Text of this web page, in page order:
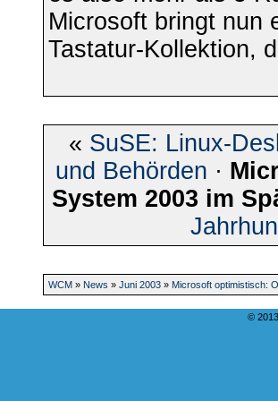
Microsoft bringt nun
Tastatur-Kollektion,
« SuSE: Linux-
und Behörden ·
System 2003 im
WCM » News » Juni 2003» Microsoft optimistisch:
©